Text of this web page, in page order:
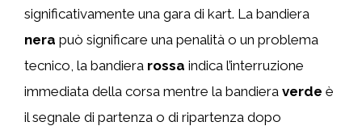
significativamente una gara di kart. La bandiera
nera può significare una penalità o un problema
tecnico, la bandiera rossa indica l’interruzione
immediata della corsa mentre la bandiera verde è
il segnale di partenza o di ripartenza dopo